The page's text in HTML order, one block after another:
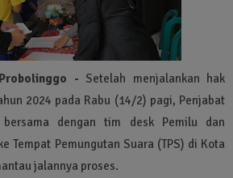
- Setelah menjalankan hak
2024 pada Rabu (14/2) pagi, Penjabat
dengan tim desk Pemilu dan
Tempat Pemungutan Suara (TPS) di Kota
jalannya proses.